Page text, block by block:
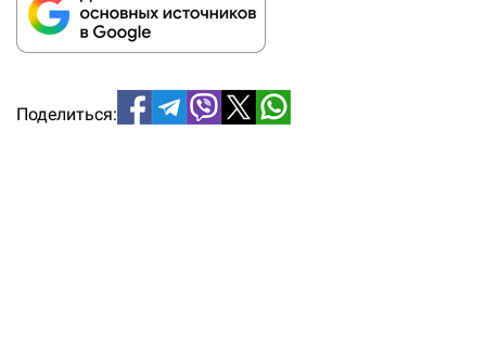
Поделиться: